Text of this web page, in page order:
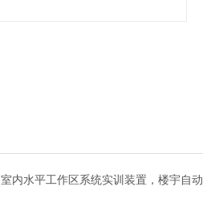
室内水平工作区系统实训装置，楼宇自